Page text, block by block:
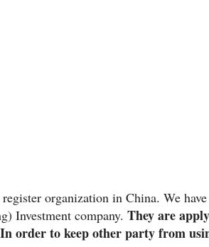
organization in China. We
Investment company. They are
In order to keep other party from